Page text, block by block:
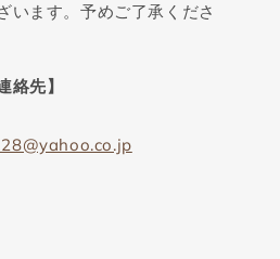
います。予めご了承くださ
絡先】